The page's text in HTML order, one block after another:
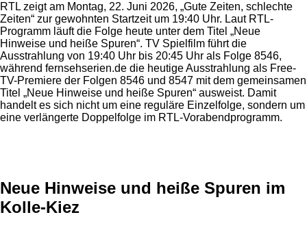
RTL zeigt am Montag, 22. Juni 2026, „Gute Zeiten, schlechte
Zeiten“ zur gewohnten Startzeit um 19:40 Uhr. Laut RTL-
Programm läuft die Folge heute unter dem Titel „Neue
Hinweise und heiße Spuren“. TV Spielfilm führt die
Ausstrahlung von 19:40 Uhr bis 20:45 Uhr als Folge 8546,
während fernsehserien.de die heutige Ausstrahlung als Free-
TV-Premiere der Folgen 8546 und 8547 mit dem gemeinsamen
Titel „Neue Hinweise und heiße Spuren“ ausweist. Damit
handelt es sich nicht um eine reguläre Einzelfolge, sondern um
eine verlängerte Doppelfolge im RTL-Vorabendprogramm.
Neue Hinweise und heiße Spuren im
Kolle-Kiez